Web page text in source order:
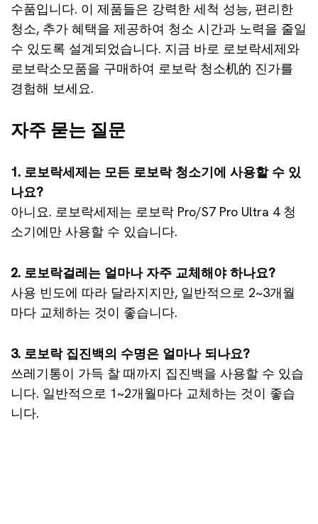
수품입니다. 이 제품들은 강력한 세척 성능, 편리한
청소, 추가 혜택을 제공하여 청소 시간과 노력을 줄일
수 있도록 설계되었습니다. 지금 바로 로보락세제와
로보락소모품을 구매하여 로보락 청소机的 진가를
경험해 보세요.
자주 묻는 질문
1. 로보락세제는 모든 로보락 청소기에 사용할 수 있
나요?
아니요. 로보락세제는 로보락 Pro/S7 Pro Ultra 4 청
소기에만 사용할 수 있습니다.
2. 로보락걸레는 얼마나 자주 교체해야 하나요?
사용 빈도에 따라 달라지지만, 일반적으로 2~3개월
마다 교체하는 것이 좋습니다.
3. 로보락 집진백의 수명은 얼마나 되나요?
쓰레기통이 가득 찰 때까지 집진백을 사용할 수 있습
니다. 일반적으로 1~2개월마다 교체하는 것이 좋습
니다.